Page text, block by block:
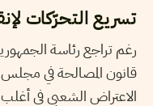
تسريع التحرّكات
رغم تراجع رئاسة
قانون المصالحة في
الاعتراض الشعبي في